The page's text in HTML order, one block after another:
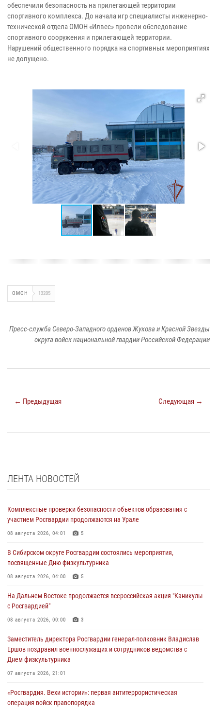
обеспечили безопасность на прилегающей территории
спортивного комплекса. До начала игр специалисты инженерно-
технической отдела ОМОН «Илвес» провели обследование
спортивного сооружения и прилегающей территории.
Нарушений общественного порядка на спортивных мероприятиях
не допущено.
ОМОН 13205
Пресс-служба Северо-Западного орденов Жукова и Красной Звезды
округа войск национальной гвардии Российской Федерации
← Предыдущая Следующая →
ЛЕНТА НОВОСТЕЙ
Комплексные проверки безопасности объектов образования с
участием Росгвардии продолжаются на Урале
08 августа 2026, 04:01 5
В Сибирском округе Росгвардии состоялись мероприятия,
посвященные Дню физкультурника
08 августа 2026, 04:00 5
На Дальнем Востоке продолжается всероссийская акция "Каникулы
с Росгвардией"
08 августа 2026, 00:00 3
Заместитель директора Росгвардии генерал-полковник Владислав
Ершов поздравил военнослужащих и сотрудников ведомства с
Днем физкультурника
07 августа 2026, 21:01
«Росгвардия. Вехи истории»: первая антитеррористическая
операция войск правопорядка